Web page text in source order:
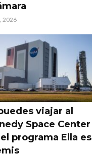
2026
viajar al
Space Center
programa Ella es